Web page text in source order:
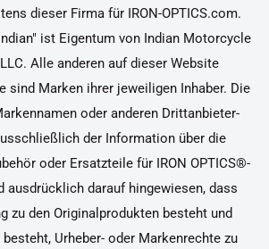
dieser Firma für IRON-OPTICS.com.
ist Eigentum von Indian Motorcycle
Alle anderen auf dieser Website
sind Marken ihrer jeweiligen Inhaber. Die
oder anderen Drittanbieter-
der Information über die
oder Ersatzteile für IRON OPTICS®-
ausdrücklich darauf hingewiesen, dass
zu den Originalprodukten besteht und
Urheber- oder Markenrechte zu